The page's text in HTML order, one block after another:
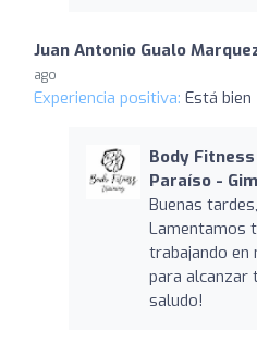
Juan Antonio Gualo
ago
Experiencia positiva: Está bien
Body
Paraíso -
Buenas
Lamentamos
trabajando en
para alcanzar
saludo!